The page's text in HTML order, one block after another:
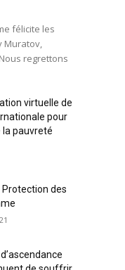
félicite les
Muratov,
regrettons
virtuelle de
pour
la pauvreté
des